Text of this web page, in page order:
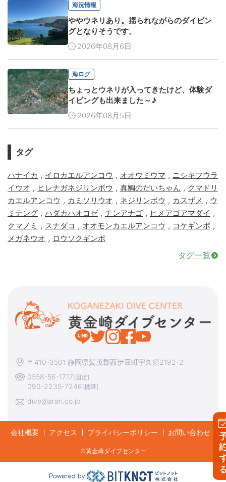
予
海況情報
ややウネリあり。揺られながらのダイビン
グとなりそうです。
2026年08月6日
海ログ
ちょっとウネリが入ってきたけど、体験ダ
イビングも出来ました～♪
2026年08月5日
タグ
ハナイカ , イロカエルアンコウ , オオウミウマ , ニシキフウラ
イウオ , ヒレナガネジリンボウ , 真鯛のだいちゃん , クマドリ
カエルアンコウ , カミソリウオ , ネジリンボウ , カスザメ , ウ
ミテング , ハダカハオコゼ, チンアナゴ , ヒメアゴアマダイ ,
クマノミ , スナダコ , オオモンカエルアンコウ , コケギンポ ,
メガネウオ , ロウソクギンポ
タグ一覧
〒410-3501 静岡県賀茂郡西伊豆町宇久須2192-2
0558-56-1717[固定]
090-2235-7246[携帯]
dive@arari.co.jp
会社概要 アクセス プライバシーポリシー お問い合わせ
©︎黄金崎ダイブセンター